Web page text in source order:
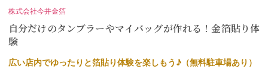
色。 ３）塗り重ねる・削る器に色を重ねていきます。１層、２
層、３層と塗りと乾燥を繰り返します。１層目は凹凸をつけながら
塗って、最後にサンドペーパーで削り、完成。４）プレミアム日本
す。 日常の忙しさを忘れて、リラックスした一時を過ごしてくだ
自分だけのタンブラーやマイバッグが作れる！金箔貼り体
験
株式会社今井金箔
広い店内でゆったりと箔貼り体験を楽しもう♪（無料駐車場あり）